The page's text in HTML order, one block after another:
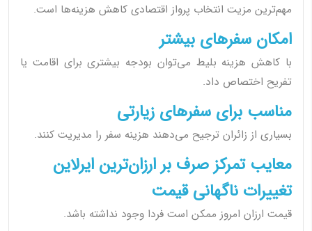
مهم‌ترین مزیت انتخاب پرواز اقتصادی کاهش هزینه‌ها است.
امکان سفرهای بیشتر
با کاهش هزینه بلیط می‌توان بودجه بیشتری برای اقامت یا
تفریح اختصاص داد.
مناسب برای سفرهای زیارتی
بسیاری از زائران ترجیح می‌دهند هزینه سفر را مدیریت کنند.
معایب تمرکز صرف بر ارزان‌ترین ایرلاین
تغییرات ناگهانی قیمت
قیمت ارزان امروز ممکن است فردا وجود نداشته باشد.